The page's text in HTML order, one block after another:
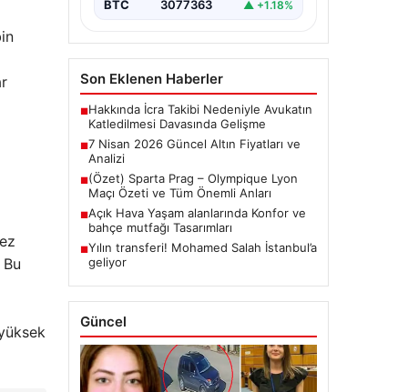
BTC 3077363 ▲ +1.18%
Son Eklenen Haberler
■Hakkında İcra Takibi Nedeniyle Avukatın
Katledilmesi Davasında Gelişme
■7 Nisan 2026 Güncel Altın Fiyatları ve
Analizi
■(Özet) Sparta Prag – Olympique Lyon
Maçı Özeti ve Tüm Önemli Anları
■Açık Hava Yaşam alanlarında Konfor ve
bahçe mutfağı Tasarımları
■Yılın transferi! Mohamed Salah İstanbul’a
geliyor
Güncel